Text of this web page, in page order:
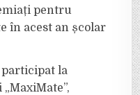
pentru
în acest an școlar
participat la